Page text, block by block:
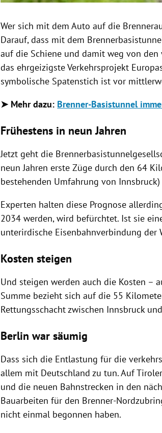
Wer sich mit dem Auto auf die
Darauf, dass mit dem
auf die Schiene und damit weg von
das ehrgeizigste Verkehrsprojekt
symbolische Spatenstich ist vor
➤ Mehr dazu: Brenner-Basistunnel
Frühestens in neun Jahren
Jetzt geht die
neun Jahren erste Züge durch den 64
bestehenden Umfahrung von
Experten halten diese Prognose
2034 werden, wird befürchtet. Ist sie
unterirdische Eisenbahnverbindung der
Kosten steigen
Und steigen werden auch die Kosten –
Summe bezieht sich auf die 55
Rettungsschacht zwischen Innsbruck
Berlin war säumig
Dass sich die Entlastung für die
allem mit Deutschland zu tun. Auf
und die neuen Bahnstrecken in den
Bauarbeiten für den Brenner-
nicht einmal begonnen haben.